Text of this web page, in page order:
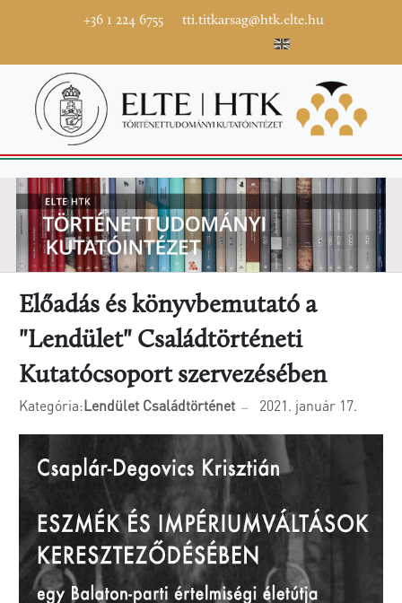
+36 1 224 6755 tti.titkarsag@htk.elte.hu
Előadás és könyvbemutató a
"Lendület" Családtörténeti
Kutatócsoport szervezésében
Kategória:Lendület Családtörténet 2021. január 17.